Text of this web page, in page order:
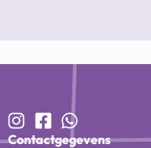
Contactgegevens